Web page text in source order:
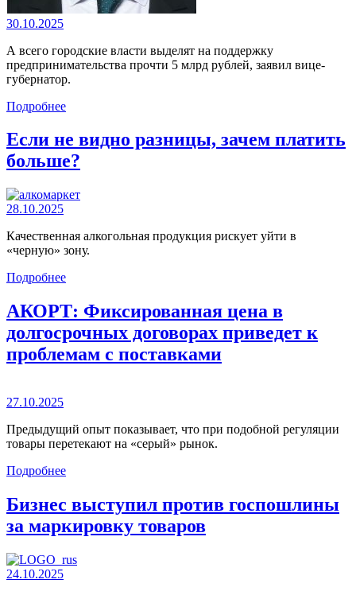
30.10.2025
А всего городские власти выделят на поддержку
предпринимательства прочти 5 млрд рублей, заявил вице-
губернатор.
Подробнее
Если не видно разницы, зачем платить
больше?
28.10.2025
Качественная алкогольная продукция рискует уйти в
«черную» зону.
Подробнее
АКОРТ: Фиксированная цена в
долгосрочных договорах приведет к
проблемам с поставками
27.10.2025
Предыдущий опыт показывает, что при подобной регуляции
товары перетекают на «серый» рынок.
Подробнее
Бизнес выступил против госпошлины
за маркировку товаров
24.10.2025